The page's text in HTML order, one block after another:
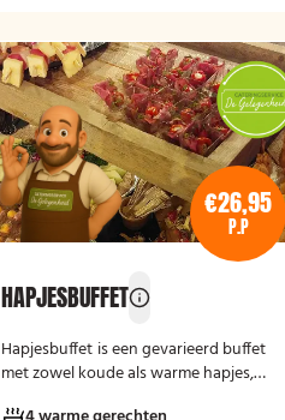
€26,95
P.P
HAPJESBUFFET
Hapjesbuffet is een gevarieerd buffet
met zowel koude als warme hapjes,